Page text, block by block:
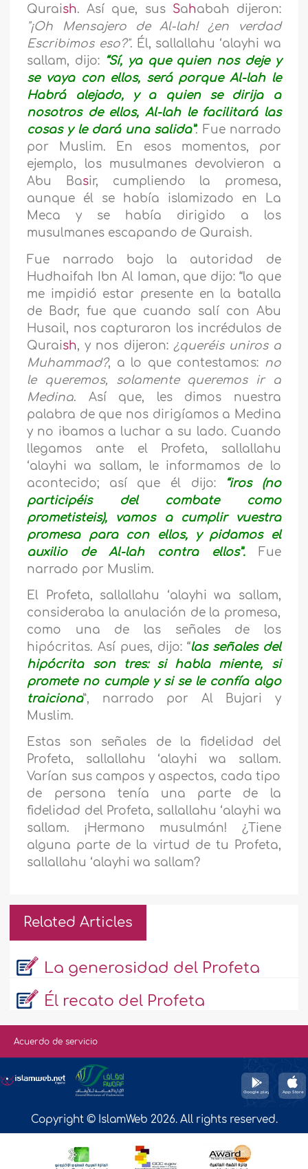
Quraish. Así que, sus Sahabah dijeron:
"¡Oh Mensajero de Al-lah! ¿en verdad
Escribimos eso?". Él, sallallahu ‘alayhi wa
sallam, dijo: “Sí, ya que quien nos deje y
se vaya con ellos, será porque Al-lah le
Habrá alejado, y a quien se dirija a
nosotros de ellos, Al-lah le facilitará las
cosas y le dará una salida”. Fue narrado
por Muslim. En esos momentos, por
ejemplo, los musulmanes devolvieron a
Abu Basir, cumpliendo la promesa,
aunque él se había islamizado en La
Meca y se había dirigido a los
musulmanes escapando de Quraish.
Fue narrado bajo la autoridad de
Hudhaifah Ibn Al Iaman, que dijo: “lo que
me impidió estar presente en la batalla
de Badr, fue que cuando salí con Abu
Husail, nos capturaron los incrédulos de
Quraish, y nos dijeron: ¿queréis uniros a
Muhammad?, a lo que contestamos: no
le queremos, solamente queremos ir a
Medina. Así que, les dimos nuestra
palabra de que nos dirigíamos a Medina
y no ibamos a luchar a su lado. Cuando
llegamos ante el Profeta, sallallahu
‘alayhi wa sallam, le informamos de lo
acontecido; así que él dijo:
“iros (no
participéis del combate como
prometisteis), vamos a cumplir vuestra
promesa para con ellos, y pidamos el
auxilio de Al-lah contra ellos”.Fue
narrado por Muslim.
El Profeta, sallallahu ‘alayhi wa sallam,
consideraba la anulación de la promesa,
como una de las señales de los
hipócritas. Así pues, dijo: “las señales del
hipócrita son tres: si habla miente, si
promete no cumple y si se le confía algo
traiciona”, narrado por Al Bujari y
Muslim.
Estas son señales de la fidelidad del
Profeta, sallallahu ‘alayhi wa sallam.
Varían sus campos y aspectos, cada tipo
de persona tenía una parte de la
fidelidad del Profeta, sallallahu ‘alayhi wa
sallam. ¡Hermano musulmán! ¿Tiene
alguna parte de la virtud de tu Profeta,
sallallahu ‘alayhi wa sallam?
Related Articles
La generosidad del Profeta
Él recato del Profeta
Acuerdo de servicio
Copyright © IslamWeb 2026. All rights reserved.